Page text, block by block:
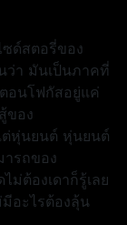
ด์สตอรี่ของ
ว่า มันเป็นภาคที่
อนโฟกัสอยู่แค่
ของ
ต่หุ่นยนต์ หุ่นยนต์
รถของ
ม่ต้องเดาก็รู้เลย
อะไรต้องลุ้น